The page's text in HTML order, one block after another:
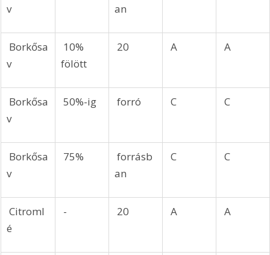
v
an
Borkősa
v
10%
fölött
20 A A
Borkősa
v
50%-ig forró C C
Borkősa
v
75%
forrásb
an
C C
Citroml
é
- 20 A A